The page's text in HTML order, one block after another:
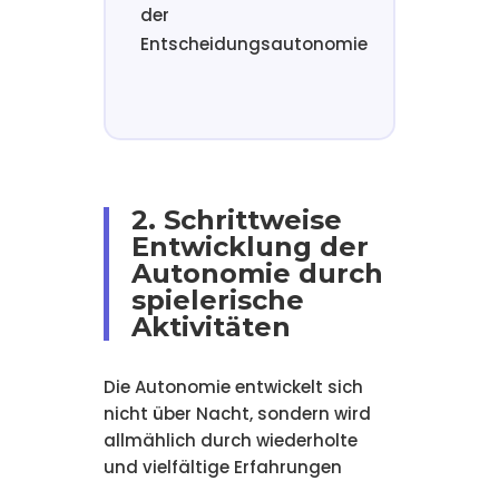
der
Entscheidungsautonomie
2. Schrittweise
Entwicklung der
Autonomie durch
spielerische
Aktivitäten
Die Autonomie entwickelt sich
nicht über Nacht, sondern wird
allmählich durch wiederholte
und vielfältige Erfahrungen